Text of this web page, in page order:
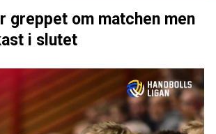
greppet om matchen men
i slutet